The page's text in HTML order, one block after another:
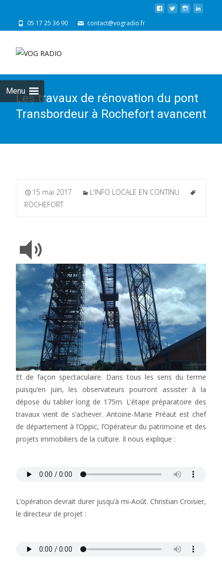
05 17 25 36 90 contact@vogradio.fr
Menu
Les travaux de rénovation du pont
Transbordeur à Rochefort avancent
15 mai 2017
L'INFO LOCALE EN CONTINU
ROCHEFORT
Et de façon spectaculaire. Dans tous les sens du terme
puisqu’en juin, les observateurs pourront assister à la
dépose du tablier long de 175m. L’étape préparatoire des
travaux vient de s’achever. Antoine-Marie Préaut est chef
de département à l’Oppic, l’Opérateur du patrimoine et des
projets immobiliers de la culture. Il nous explique :
L’opération devrait durer jusqu’à mi-Août. Christian Croisier,
le directeur de projet :